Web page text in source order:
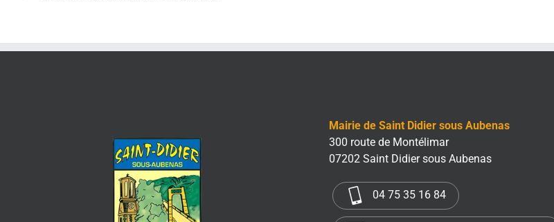
Mairie de Saint Didier sous Aubenas
300 route de Montélimar
07202 Saint Didier sous Aubenas
04 75 35 16 84